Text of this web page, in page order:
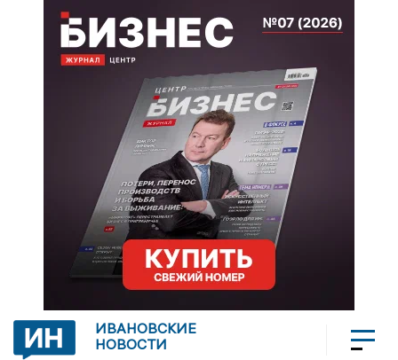
ИВАНОВСКИЕ
НОВОСТИ